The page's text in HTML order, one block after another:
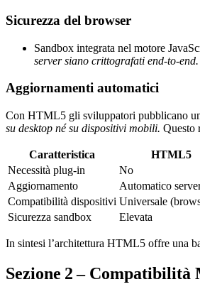
Sicurezza del browser
Sandbox integrata nel motore
server siano crittografati end‑to‑end.
Aggiornamenti automatici
Con HTML5 gli sviluppatori pubblicano
su desktop né su dispositivi mobili. Questo
Caratteristica HTML5
Necessità plug‑in
No
Aggiornamento
Automatico
Compatibilità dispositivi Universale
Sicurezza sandbox
Elevata
In sintesi l’architettura HTML5 offre una
Sezione 2 –